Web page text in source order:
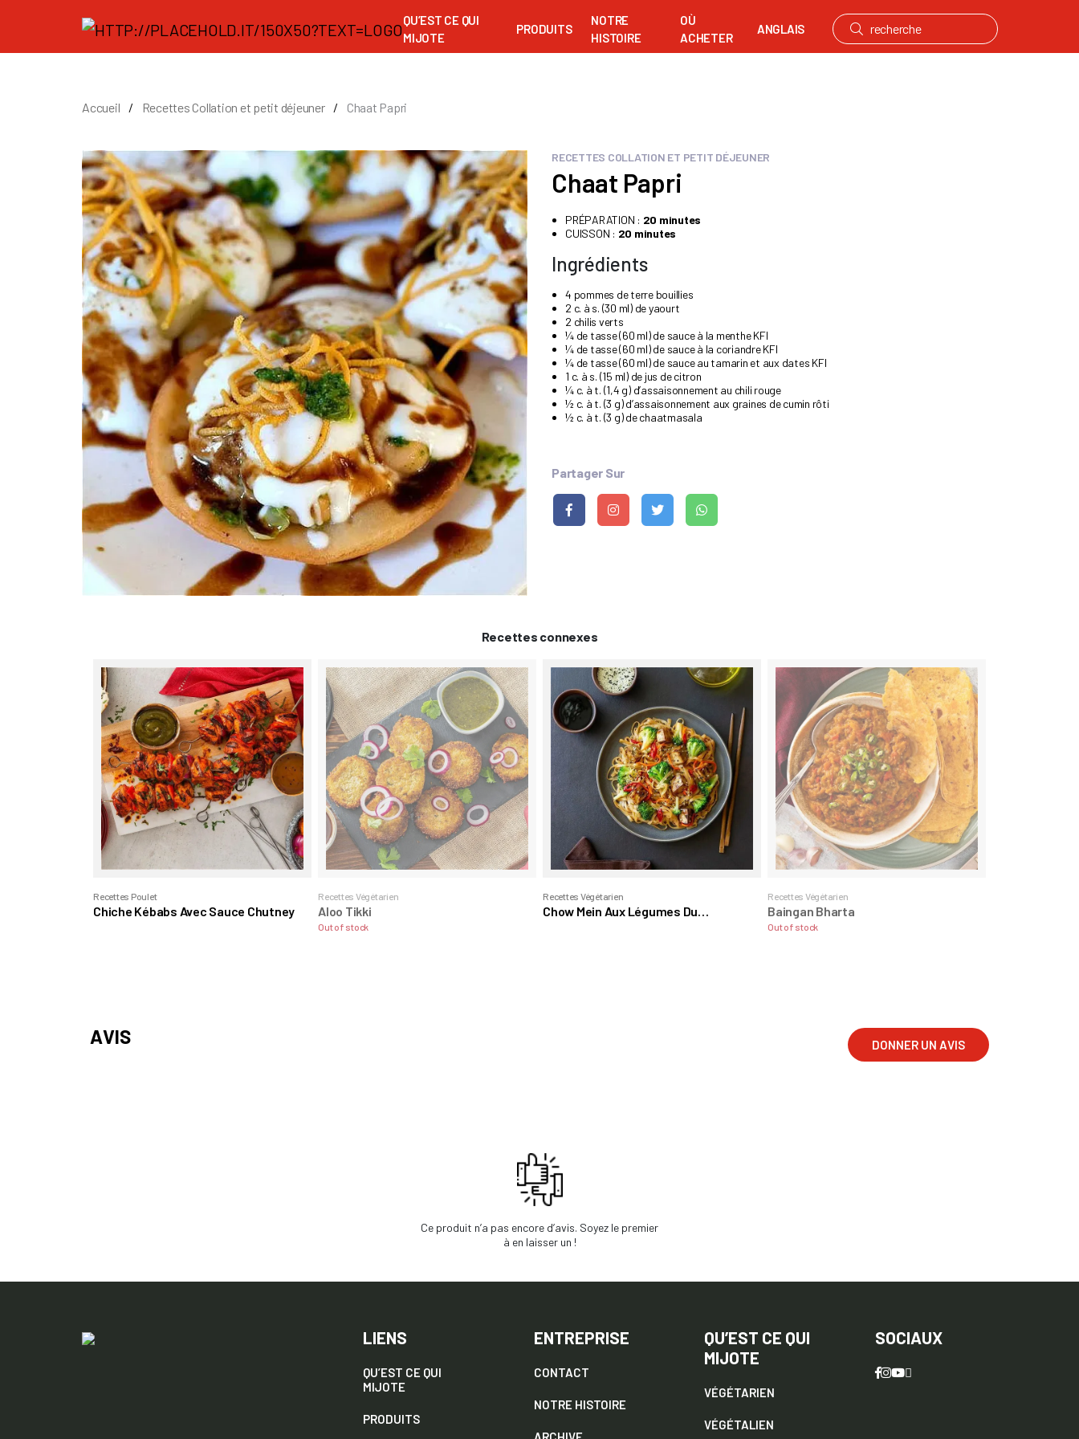
QU’EST CE QUI
MIJOTE
PRODUITS
NOTRE
HISTOIRE
OÙ
ACHETER
ANGLAIS
Accueil Recettes Collation et petit déjeuner Chaat Papri
RECETTES COLLATION ET PETIT DÉJEUNER
Chaat Papri
PRÉPARATION : 20 minutes
CUISSON : 20 minutes
Ingrédients
4 pommes de terre bouillies
2 c. à s. (30 ml) de yaourt
2 chilis verts
¼ de tasse (60 ml) de sauce à la menthe KFI
¼ de tasse (60 ml) de sauce à la coriandre KFI
¼ de tasse (60 ml) de sauce au tamarin et aux dates KFI
1 c. à s. (15 ml) de jus de citron
¼ c. à t. (1,4 g) d’assaisonnement au chili rouge
½ c. à t. (3 g) d’assaisonnement aux graines de cumin rôti
½ c. à t. (3 g) de chaatmasala
Partager Sur
Recettes connexes
Recettes Poulet
Chiche Kébabs Avec Sauce Chutney
Recettes Végétarien
Aloo Tikki
Out of stock
Recettes Végétarien
Chow Mein Aux Légumes Du
Recettes Végétarien
Baingan Bharta
Out of stock
AVIS DONNER UN AVIS
Ce produit n’a pas encore d’avis. Soyez le premier
à en laisser un !
LIENS
QU’EST CE QUI
MIJOTE
PRODUITS
ENTREPRISE
CONTACT
NOTRE HISTOIRE
QU’EST CE QUI
MIJOTE
VÉGÉTARIEN
VÉGÉTALIEN
SOCIAUX